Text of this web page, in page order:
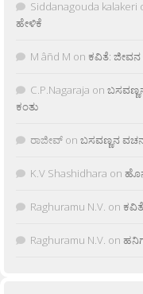
Siddanagouda kalakeri
ಹೇಳಿಕೆ
M âñd M on ಕವಿತೆ:
C.P.Nagaraja on
ಕಂತು
ರಾಜೀವ್ on ಬಸವಣ್ಣನ
K.V Shashidhara on
Raghuramu N.V. on
Raghuramu N.V. on